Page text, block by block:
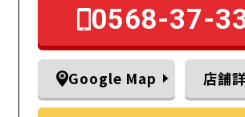
0568-37-
Google Map 店舗